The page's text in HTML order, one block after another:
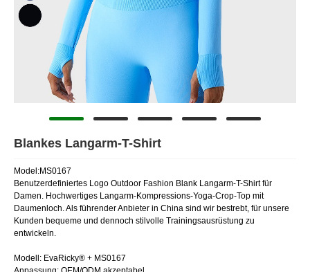
Blankes Langarm-T-Shirt
Model:MS0167
Benutzerdefiniertes Logo Outdoor Fashion Blank Langarm-T-Shirt für
Damen. Hochwertiges Langarm-Kompressions-Yoga-Crop-Top mit
Daumenloch. Als führender Anbieter in China sind wir bestrebt, für unsere
Kunden bequeme und dennoch stilvolle Trainingsausrüstung zu
entwickeln.
Modell: EvaRicky® + MS0167